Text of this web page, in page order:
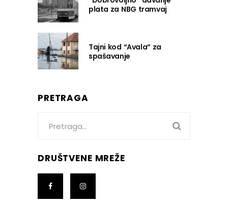
plata za NBG tramvaj
Tajni kod “Avala” za
spašavanje
PRETRAGA
DRUŠTVENE MREŽE